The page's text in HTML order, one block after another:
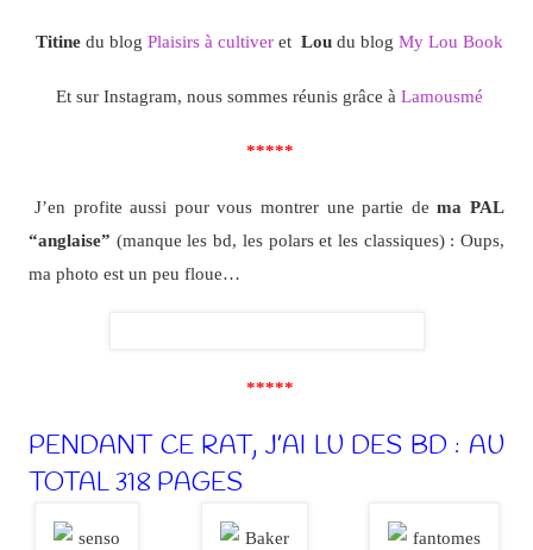
Titine du blog Plaisirs à cultiver et Lou du blog My Lou Book
Et sur Instagram, nous sommes réunis grâce à Lamousmé
*****
J’en profite aussi pour vous montrer une partie dema PAL
“anglaise” (manque les bd, les polars et les classiques) : Oups,
ma photo est un peu floue…
*****
PENDANT CE RAT, J’AI LU DES BD : AU
TOTAL 318 PAGES